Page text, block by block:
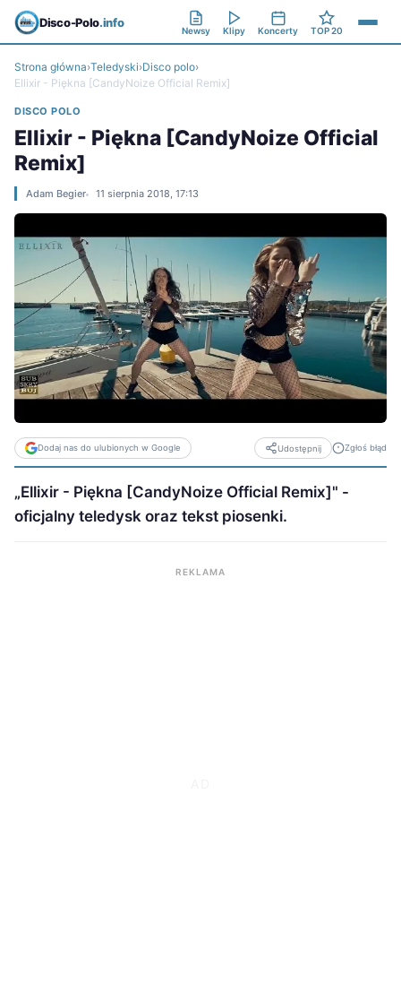
Disco-Polo.info
Newsy Klipy Koncerty TOP 20
Strona główna›Teledyski›Disco polo›
Ellixir - Piękna [CandyNoize Official Remix]
DISCO POLO
Ellixir - Piękna [CandyNoize Official
Remix]
Adam Begier 11 sierpnia 2018, 17:13
Dodaj nas do ulubionych w Google Udostępnij Zgłoś błąd
„Ellixir - Piękna [CandyNoize Official Remix]" -
oficjalny teledysk oraz tekst piosenki.
REKLAMA